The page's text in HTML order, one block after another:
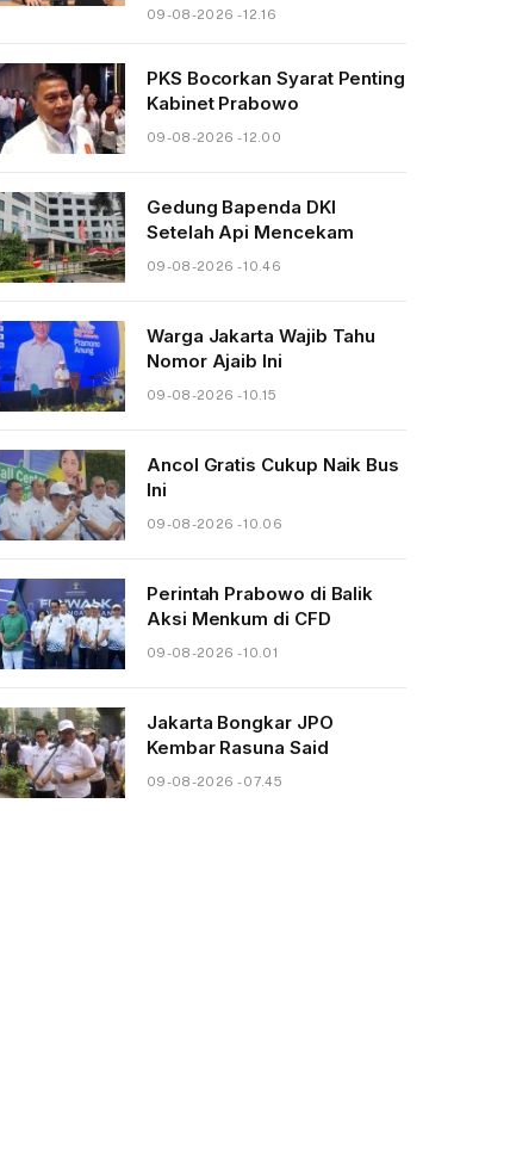
09-08-2026 - 12.16
PKS Bocorkan Syarat Penting
Kabinet Prabowo
09-08-2026 - 12.00
Gedung Bapenda DKI
Setelah Api Mencekam
09-08-2026 - 10.46
Warga Jakarta Wajib Tahu
Nomor Ajaib Ini
09-08-2026 - 10.15
Ancol Gratis Cukup Naik Bus
Ini
09-08-2026 - 10.06
Perintah Prabowo di Balik
Aksi Menkum di CFD
09-08-2026 - 10.01
Jakarta Bongkar JPO
Kembar Rasuna Said
09-08-2026 - 07.45